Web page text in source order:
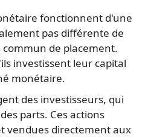
fonctionnent d'une
pas différente de
de placement.
investissent leur capital
monétaire.
des investisseurs, qui
parts. Ces actions
vendues directement aux